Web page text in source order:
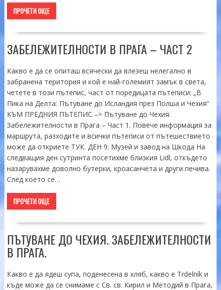
ПРОЧЕТИ ОЩЕ
ЗАБЕЛЕЖИТЕЛНОСТИ В ПРАГА – ЧАСТ 2
Какво е да се опиташ всячески да влезеш нелегално в
забранена територия и кой е най-големият замък в света,
четете в този пътепис, част от поредицата пътеписи: „В
Пика на Делта: Пътуване до Исландия през Полша и Чехия“
КЪМ ПРЕДНИЯ ПЪТЕПИС –> Пътуване до Чехия.
Забележителности в Прага – Част 1. Повече информация за
маршрута, разходите и всички пътеписи от пътешествието
може да откриете ТУК. ДЕН 9: Музей и завод на Шкода На
следващия ден сутринта посетихме близкия Lidl, откъдето
назарувахме доволно бутерки, кроасанчета и други печива.
След което се…
ПРОЧЕТИ ОЩЕ
ПЪТУВАНЕ ДО ЧЕХИЯ. ЗАБЕЛЕЖИТЕЛНОСТИ
В ПРАГА.
Какво е да ядеш супа, поденесена в хляб, какво е Trdelník и
къде може да се снимаме с Св. св. Кирил и Методий в Прага,